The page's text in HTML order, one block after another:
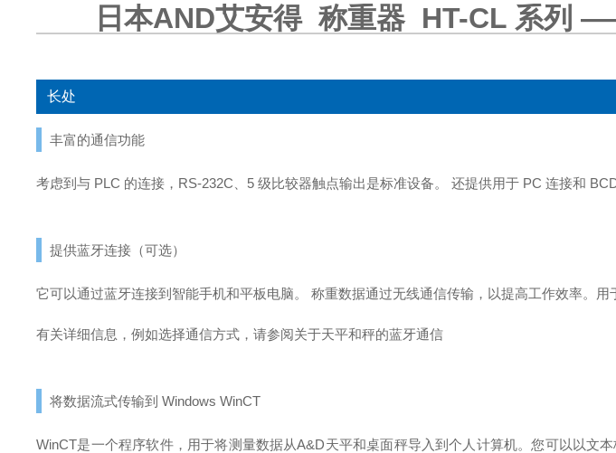
日本AND艾安得 称重器 HT-CL 系列
长处
丰富的通信功能
考虑到与 PLC 的连接，RS-232C、5 级比较器触点输出是标准设备。 还提供用于 PC 连接和
提供蓝牙连接（可选）
它可以通过蓝牙连接到智能手机和平板电脑。 称重数据通过无线通信传输，以提高工作效率。 用
有关详细信息，例如选择通信方式，请参阅关于天平和秤的蓝牙通信
将数据流式传输到 Windows WinCT
WinCT是一个程序软件，用于将测量数据从A&D天平和桌面秤导入到个人计算机。您可以以文